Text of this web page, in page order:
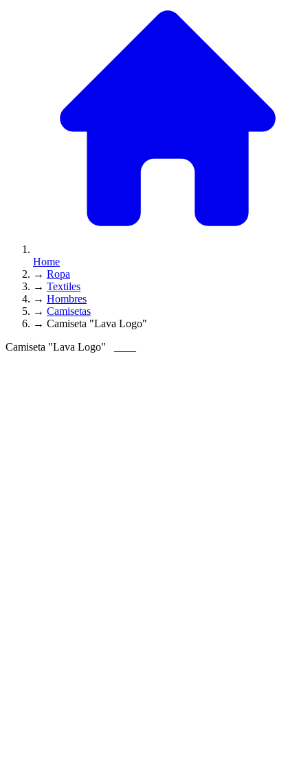
Home
→ Ropa
→ Textiles
→ Hombres
→ Camisetas
→ Camiseta "Lava Logo"
Camiseta "Lava Logo"